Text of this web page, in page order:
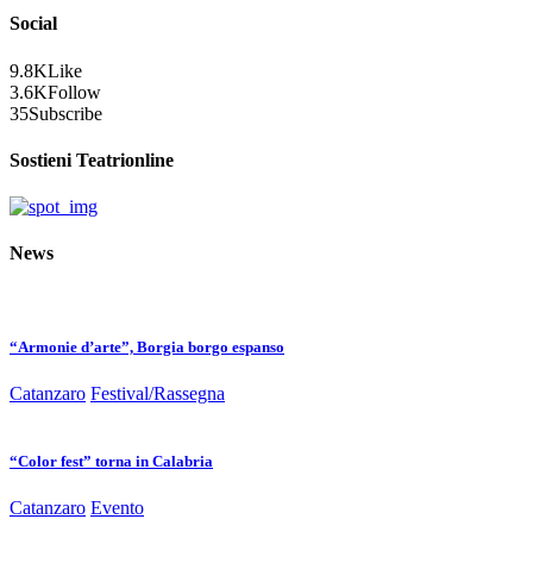
Social
9.8KLike
3.6KFollow
35Subscribe
Sostieni Teatrionline
News
“Armonie d’arte”, Borgia borgo espanso
Catanzaro Festival/Rassegna
“Color fest” torna in Calabria
Catanzaro Evento